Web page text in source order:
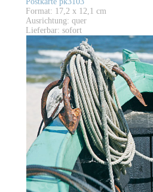
Format: 17,2 x 12,1 cm
Ausrichtung: quer
Lieferbar: sofort